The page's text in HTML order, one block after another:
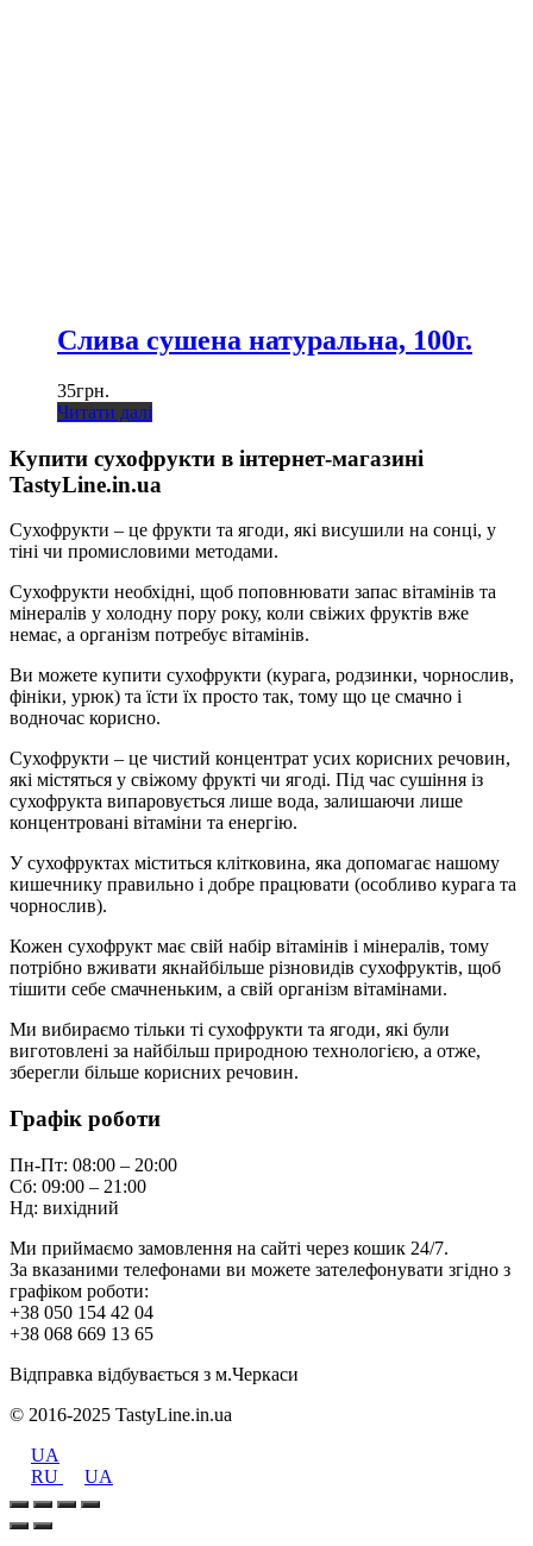
Слива сушена натуральна, 100г.
35грн.
Читати далі
Купити сухофрукти в інтернет-магазині
TastyLine.in.ua
Сухофрукти – це фрукти та ягоди, які висушили на сонці, у
тіні чи промисловими методами.
Сухофрукти необхідні, щоб поповнювати запас вітамінів та
мінералів у холодну пору року, коли свіжих фруктів вже
немає, а організм потребує вітамінів.
Ви можете купити сухофрукти (курага, родзинки, чорнослив,
фініки, урюк) та їсти їх просто так, тому що це смачно і
водночас корисно.
Сухофрукти – це чистий концентрат усих корисних речовин,
які містяться у свіжому фрукті чи ягоді. Під час сушіння із
сухофрукта випаровується лише вода, залишаючи лише
концентровані вітаміни та енергію.
У сухофруктах міститься клітковина, яка допомагає нашому
кишечнику правильно і добре працювати (особливо курага та
чорнослив).
Кожен сухофрукт має свій набір вітамінів і мінералів, тому
потрібно вживати якнайбільше різновидів сухофруктів, щоб
тішити себе смачненьким, а свій організм вітамінами.
Ми вибираємо тільки ті сухофрукти та ягоди, які були
виготовлені за найбільш природною технологією, а отже,
зберегли більше корисних речовин.
Графік роботи
Пн-Пт: 08:00 – 20:00
Сб: 09:00 – 21:00
Нд: вихідний
Ми приймаємо замовлення на сайті через кошик 24/7.
За вказаними телефонами ви можете зателефонувати згідно з
графіком роботи:
+38 050 154 42 04
+38 068 669 13 65
Відправка відбувається з м.Черкаси
© 2016-2025 TastyLine.in.ua
UA
RU
UA